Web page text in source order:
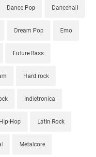
Dance Pop Dancehall
Dream Pop Emo
Future Bass
Hard rock
Indietronica
Hop Latin Rock
Metalcore